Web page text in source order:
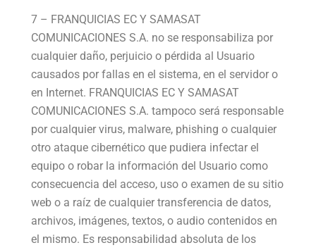
7 – FRANQUICIAS EC Y SAMASAT
COMUNICACIONES S.A. no se responsabiliza por
cualquier daño, perjuicio o pérdida al Usuario
causados por fallas en el sistema, en el servidor o
en Internet. FRANQUICIAS EC Y SAMASAT
COMUNICACIONES S.A. tampoco será responsable
por cualquier virus, malware, phishing o cualquier
otro ataque cibernético que pudiera infectar el
equipo o robar la información del Usuario como
consecuencia del acceso, uso o examen de su sitio
web o a raíz de cualquier transferencia de datos,
archivos, imágenes, textos, o audio contenidos en
el mismo. Es responsabilidad absoluta de los